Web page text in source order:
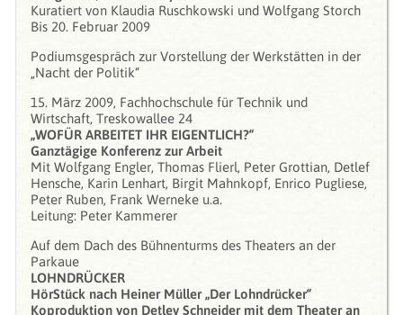
Kuratiert von Klaudia Ruschkowski und Wolfgang Storch
Bis 20. Februar 2009
Podiumsgespräch zur Vorstellung der Werkstätten in der
„Nacht der Politik“
15. März 2009, Fachhochschule für Technik und
Wirtschaft, Treskowallee 24
„WOFÜR ARBEITET IHR EIGENTLICH?“
Ganztägige Konferenz zur Arbeit
Mit Wolfgang Engler, Thomas Flierl, Peter Grottian, Detlef
Hensche, Karin Lenhart, Birgit Mahnkopf, Enrico Pugliese,
Peter Ruben, Frank Werneke u.a.
Leitung: Peter Kammerer
Auf dem Dach des Bühnenturms des Theaters an der
Parkaue
LOHNDRÜCKER
HörStück nach Heiner Müller „Der Lohndrücker“
Koproduktion von Detlev Schneider mit dem Theater an